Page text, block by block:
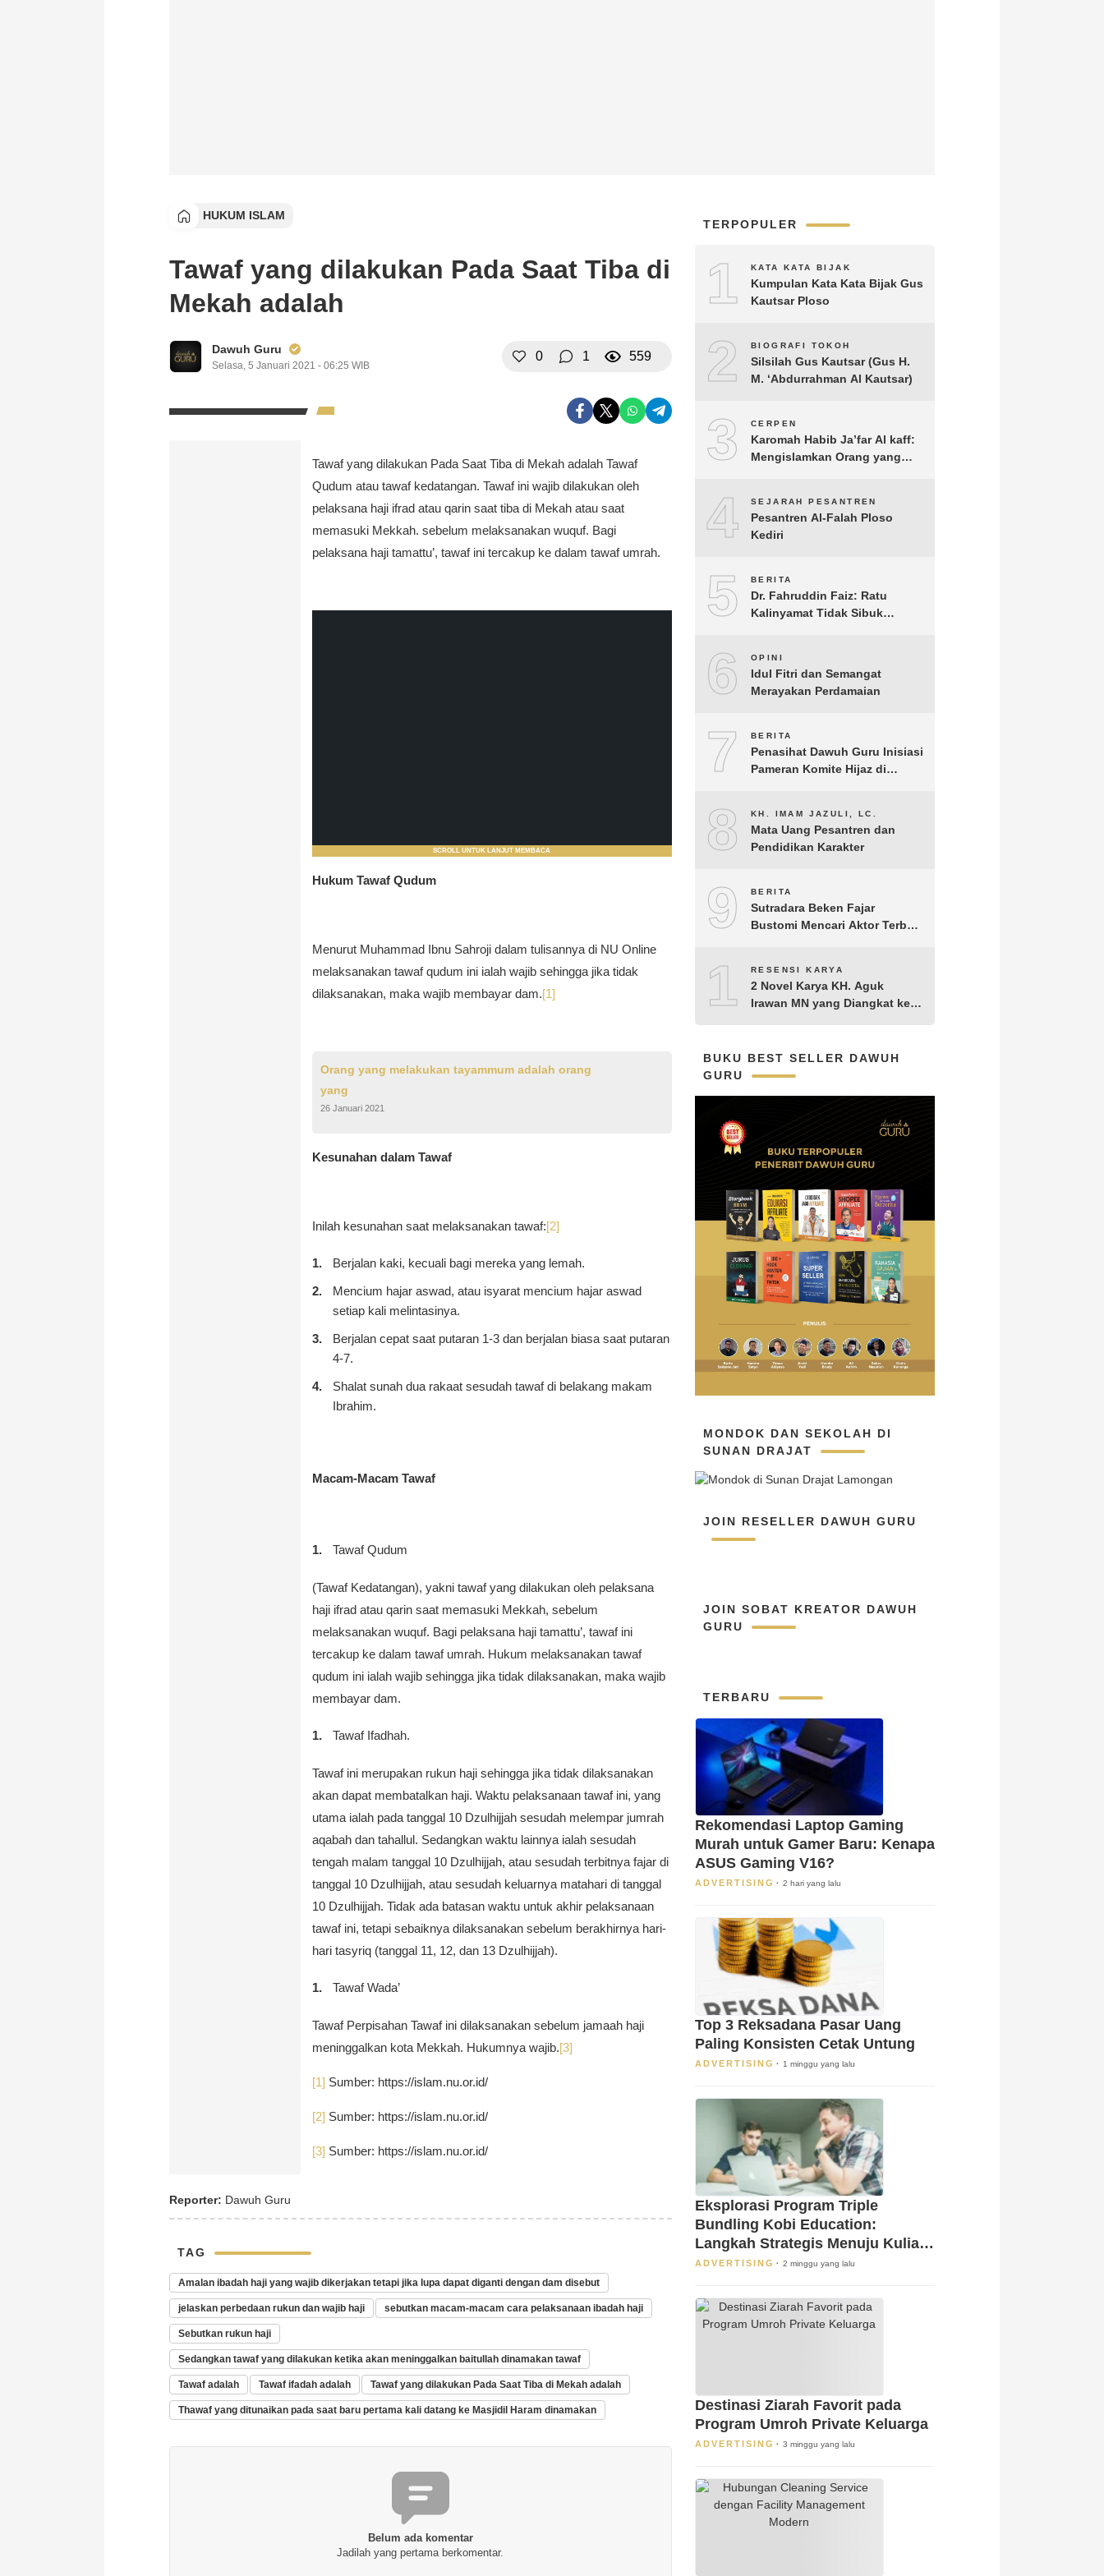
HUKUM ISLAM
Tawaf yang dilakukan Pada Saat Tiba di
Mekah adalah
Dawuh Guru
Selasa, 5 Januari 2021 - 06:25 WIB
0 1 559
Tawaf yang dilakukan Pada Saat Tiba di Mekah adalah Tawaf
Qudum atau tawaf kedatangan. Tawaf ini wajib dilakukan oleh
pelaksana haji ifrad atau qarin saat tiba di Mekah atau saat
memasuki Mekkah. sebelum melaksanakan wuquf. Bagi
pelaksana haji tamattu’, tawaf ini tercakup ke dalam tawaf umrah.
SCROLL UNTUK LANJUT MEMBACA
Hukum Tawaf Qudum
Menurut Muhammad Ibnu Sahroji dalam tulisannya di NU Online
melaksanakan tawaf qudum ini ialah wajib sehingga jika tidak
dilaksanakan, maka wajib membayar dam.[1]
Orang yang melakukan tayammum adalah orang
yang
26 Januari 2021
Kesunahan dalam Tawaf
Inilah kesunahan saat melaksanakan tawaf:[2]
Berjalan kaki, kecuali bagi mereka yang lemah.
Mencium hajar aswad, atau isyarat mencium hajar aswad
setiap kali melintasinya.
Berjalan cepat saat putaran 1-3 dan berjalan biasa saat putaran
4-7.
Shalat sunah dua rakaat sesudah tawaf di belakang makam
Ibrahim.
Macam-Macam Tawaf
Tawaf Qudum
(Tawaf Kedatangan), yakni tawaf yang dilakukan oleh pelaksana
haji ifrad atau qarin saat memasuki Mekkah, sebelum
melaksanakan wuquf. Bagi pelaksana haji tamattu’, tawaf ini
tercakup ke dalam tawaf umrah. Hukum melaksanakan tawaf
qudum ini ialah wajib sehingga jika tidak dilaksanakan, maka wajib
membayar dam.
Tawaf Ifadhah.
Tawaf ini merupakan rukun haji sehingga jika tidak dilaksanakan
akan dapat membatalkan haji. Waktu pelaksanaan tawaf ini, yang
utama ialah pada tanggal 10 Dzulhijjah sesudah melempar jumrah
aqabah dan tahallul. Sedangkan waktu lainnya ialah sesudah
tengah malam tanggal 10 Dzulhijjah, atau sesudah terbitnya fajar di
tanggal 10 Dzulhijjah, atau sesudah keluarnya matahari di tanggal
10 Dzulhijjah. Tidak ada batasan waktu untuk akhir pelaksanaan
tawaf ini, tetapi sebaiknya dilaksanakan sebelum berakhirnya hari-
hari tasyriq (tanggal 11, 12, dan 13 Dzulhijjah).
Tawaf Wada’
Tawaf Perpisahan Tawaf ini dilaksanakan sebelum jamaah haji
meninggalkan kota Mekkah. Hukumnya wajib.[3]
[1] Sumber: https://islam.nu.or.id/
[2] Sumber: https://islam.nu.or.id/
[3] Sumber: https://islam.nu.or.id/
Reporter: Dawuh Guru
TAG
Amalan ibadah haji yang wajib dikerjakan tetapi jika lupa dapat diganti dengan dam disebut
jelaskan perbedaan rukun dan wajib haji sebutkan macam-macam cara pelaksanaan ibadah haji
Sebutkan rukun haji
Sedangkan tawaf yang dilakukan ketika akan meninggalkan baitullah dinamakan tawaf
Tawaf adalah Tawaf ifadah adalah Tawaf yang dilakukan Pada Saat Tiba di Mekah adalah
Thawaf yang ditunaikan pada saat baru pertama kali datang ke Masjidil Haram dinamakan
Belum ada komentar
Jadilah yang pertama berkomentar.
TERPOPULER
1 KATA KATA BIJAK
Kumpulan Kata Kata Bijak Gus
Kautsar Ploso
2 BIOGRAFI TOKOH
Silsilah Gus Kautsar (Gus H.
M. ‘Abdurrahman Al Kautsar)
3 CERPEN
Karomah Habib Ja’far Al kaff:
Mengislamkan Orang yang
4 SEJARAH PESANTREN
Pesantren Al-Falah Ploso
Kediri
5 BERITA
Dr. Fahruddin Faiz: Ratu
Kalinyamat Tidak Sibuk
Perekonomian Rakyatnya
6 OPINI
Idul Fitri dan Semangat
Merayakan Perdamaian
7 BERITA
Penasihat Dawuh Guru Inisiasi
Pameran Komite Hijaz di
8 KH. IMAM JAZULI, LC.
Mata Uang Pesantren dan
Pendidikan Karakter
9 BERITA
Sutradara Beken Fajar
Bustomi Mencari Aktor Terbaik
KH. Hasyim Asy’ari karya KH.
Aguk Irawan MN
10RESENSI KARYA
2 Novel Karya KH. Aguk
Irawan MN yang Diangkat ke
BUKU BEST SELLER DAWUH
GURU
MONDOK DAN SEKOLAH DI
SUNAN DRAJAT
JOIN RESELLER DAWUH GURU
JOIN SOBAT KREATOR DAWUH
GURU
TERBARU
Rekomendasi Laptop Gaming
Murah untuk Gamer Baru: Kenapa
ASUS Gaming V16?
ADVERTISING 2 hari yang lalu
Top 3 Reksadana Pasar Uang
Paling Konsisten Cetak Untung
ADVERTISING 1 minggu yang lalu
Eksplorasi Program Triple
Bundling Kobi Education:
Langkah Strategis Menuju Kuliah
S1 di Luar Negeri!
ADVERTISING 2 minggu yang lalu
Destinasi Ziarah Favorit pada
Program Umroh Private Keluarga
ADVERTISING 3 minggu yang lalu